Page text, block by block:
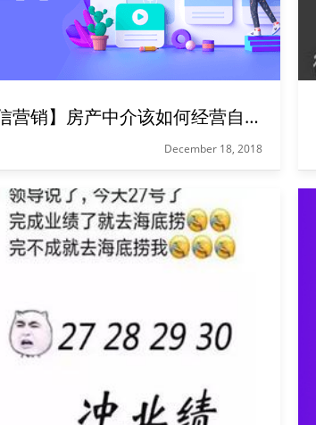
【微信营销】房产中介该如何经营自己的朋友圈？
December 18, 2018